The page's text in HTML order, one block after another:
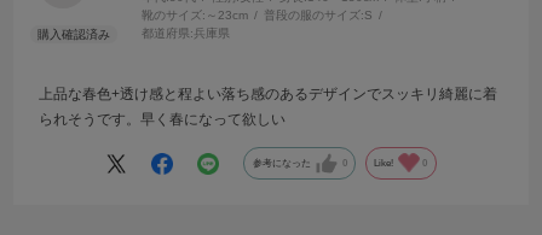
靴のサイズ: ～23cm 普段の服のサイズ:S
都道府県: 兵庫県
上品な春色+透け感と程よい落ち感のあるデザインでスッキリ綺麗に着
られそうです。早く春になって欲しい
参考になった 0 Like! 0